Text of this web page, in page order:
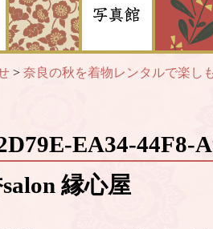
> 奈良の秋を着物レンタルで楽し
EA34-44F8-
salon 縁心屋